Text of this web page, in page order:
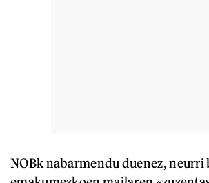
NOBk nabarmendu duenez, neurri